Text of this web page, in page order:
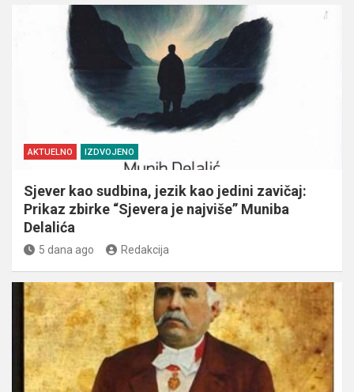
AKTUELNO IZDVOJENO
Sjever kao sudbina, jezik kao jedini zavičaj:
Prikaz zbirke “Sjevera je najviše” Muniba
Delalića
5 dana ago Redakcija